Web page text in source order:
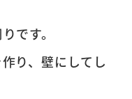
です。
り、壁にしてし